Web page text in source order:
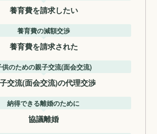
養育費を請求したい
養育費の減額交渉
養育費を請求された
供のための親子交流(面会交流)
交流(面会交流)の代理交渉
納得できる離婚のために
協議離婚